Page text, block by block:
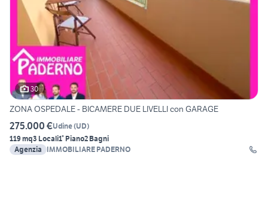
30
ZONA OSPEDALE - BICAMERE DUE LIVELLI con GARAGE
275.000 €Udine(UD)
119 mq3 Locali1° Piano2 Bagni
Agenzia
IMMOBILIARE PADERNO